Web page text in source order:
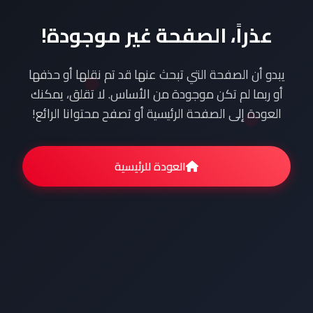
عذراً، الصفحة غير موجودة!
يبدو أن الصفحة التي تبحث عنها قد تم نقلها أو حذفها
أو ربما لم تكن موجودة من الأساس. لا تقلق، يمكنك
العودة إلى الصفحة الرئيسية أو تصفح محتوانا الرائع!
العودة للرئيسية